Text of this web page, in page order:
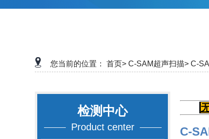
您当前的位置： 首页> C-SAM超声扫描> C-
检测中心
Product center
C-